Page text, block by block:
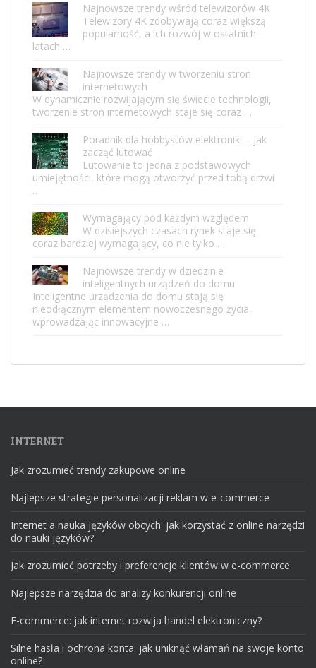
Najnowsze trendy wśród telewizorów 4K
Telewizory 4K zdobywają coraz większą
popularność, a ich rozwój w ostatnich
latach …
Najnowsze trendy w tworzeniu stron
internetowych
W dynamicznie rozwijającym się świecie technologii,
tworzenie stron internetowych staje się coraz …
Poradnik dla hobbystów elektroniki – jak
zacząć lutować
Lutowanie to jedna z podstawowych
umiejętności, które mogą otworzyć przed tobą drzwi
…
Wymagający pod każdym względem
W dzisiejszych czasach rynek staje się
coraz bardziej wymagający, co nie tylko …
Najnowsze trendy w dziedzinie
inteligentnych urządzeń do domu
Inteligentne urządzenia do domu stają się
nieodłącznym elementem nowoczesnego życia,
wprowadzając innowacyjne …
INTERNET
Jak zrozumieć trendy zakupowe online
Najlepsze strategie personalizacji reklam w e-commerce
Internet a nauka języków obcych: jak korzystać z online narzędzi
do nauki języków?
Jak zrozumieć potrzeby i preferencje klientów w e-commerce
Najlepsze narzędzia do analizy konkurencji online
E-commerce: jak internet rozwija handel elektroniczny?
Silne hasła i ochrona konta: jak uniknąć włamań na swoje konto
online?